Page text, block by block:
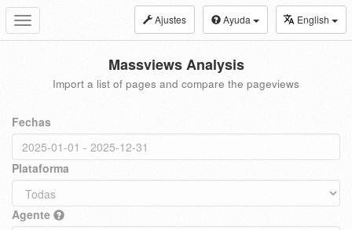
Toggle
navigation
Ajustes Ayuda English
Massviews Analysis
Import a list of pages and compare the pageviews
Fechas
Plataforma
Agente